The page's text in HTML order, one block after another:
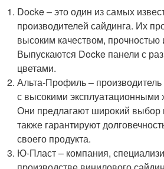
Docke – это один из самых
производителей сайдинга. Их
высоким качеством, прочностью
Выпускаются Docke панели с
цветами.
Альта-Профиль –
с высокими эксплуатационными
Они предлагают широкий выбор
также гарантируют
своего продукта.
Ю-Пласт – компания,